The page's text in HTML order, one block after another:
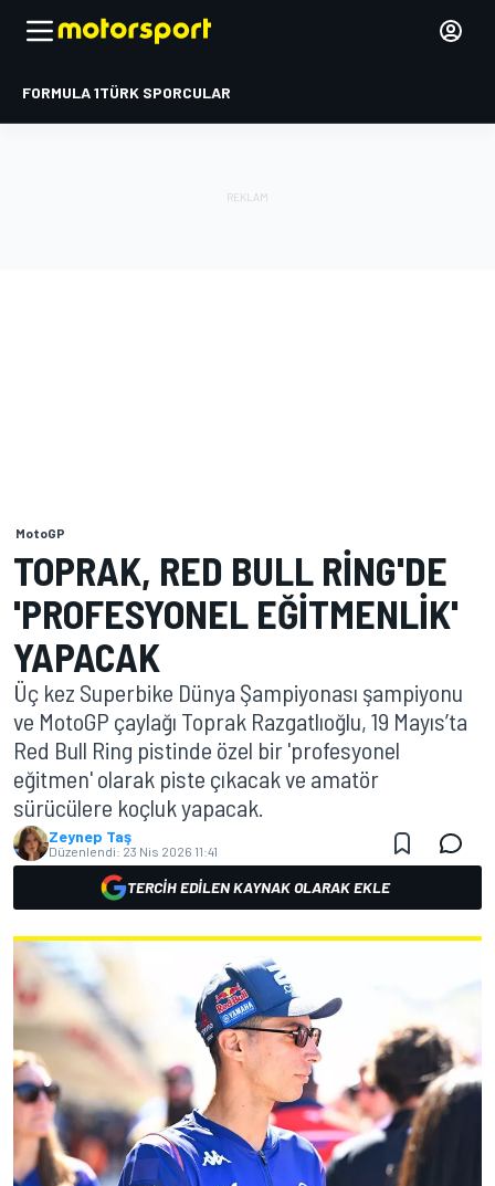
FORMULA 1TÜRK SPORCULAR
MotoGP
TOPRAK, RED BULL RING'DE
'PROFESYONEL EĞITMENLIK'
YAPACAK
Üç kez Superbike Dünya Şampiyonası şampiyonu
ve MotoGP çaylağı Toprak Razgatlıoğlu, 19 Mayıs’ta
Red Bull Ring pistinde özel bir 'profesyonel
eğitmen' olarak piste çıkacak ve amatör
sürücülere koçluk yapacak.
Zeynep Taş
Düzenlendi: 23 Nis 2026 11:41
TERCIH EDILEN KAYNAK OLARAK EKLE